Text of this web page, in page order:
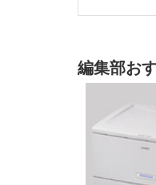
編集部お